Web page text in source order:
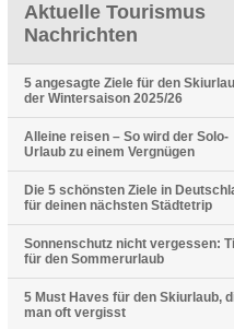
Aktuelle Tourismus
Nachrichten
5 angesagte Ziele für den
der Wintersaison 2025/26
Alleine reisen – So wird der Solo-
Urlaub zu einem Vergnügen
Die 5 schönsten Ziele in
für deinen nächsten Städtetrip
Sonnenschutz nicht vergessen:
für den Sommerurlaub
5 Must Haves für den Skiurlaub,
man oft vergisst